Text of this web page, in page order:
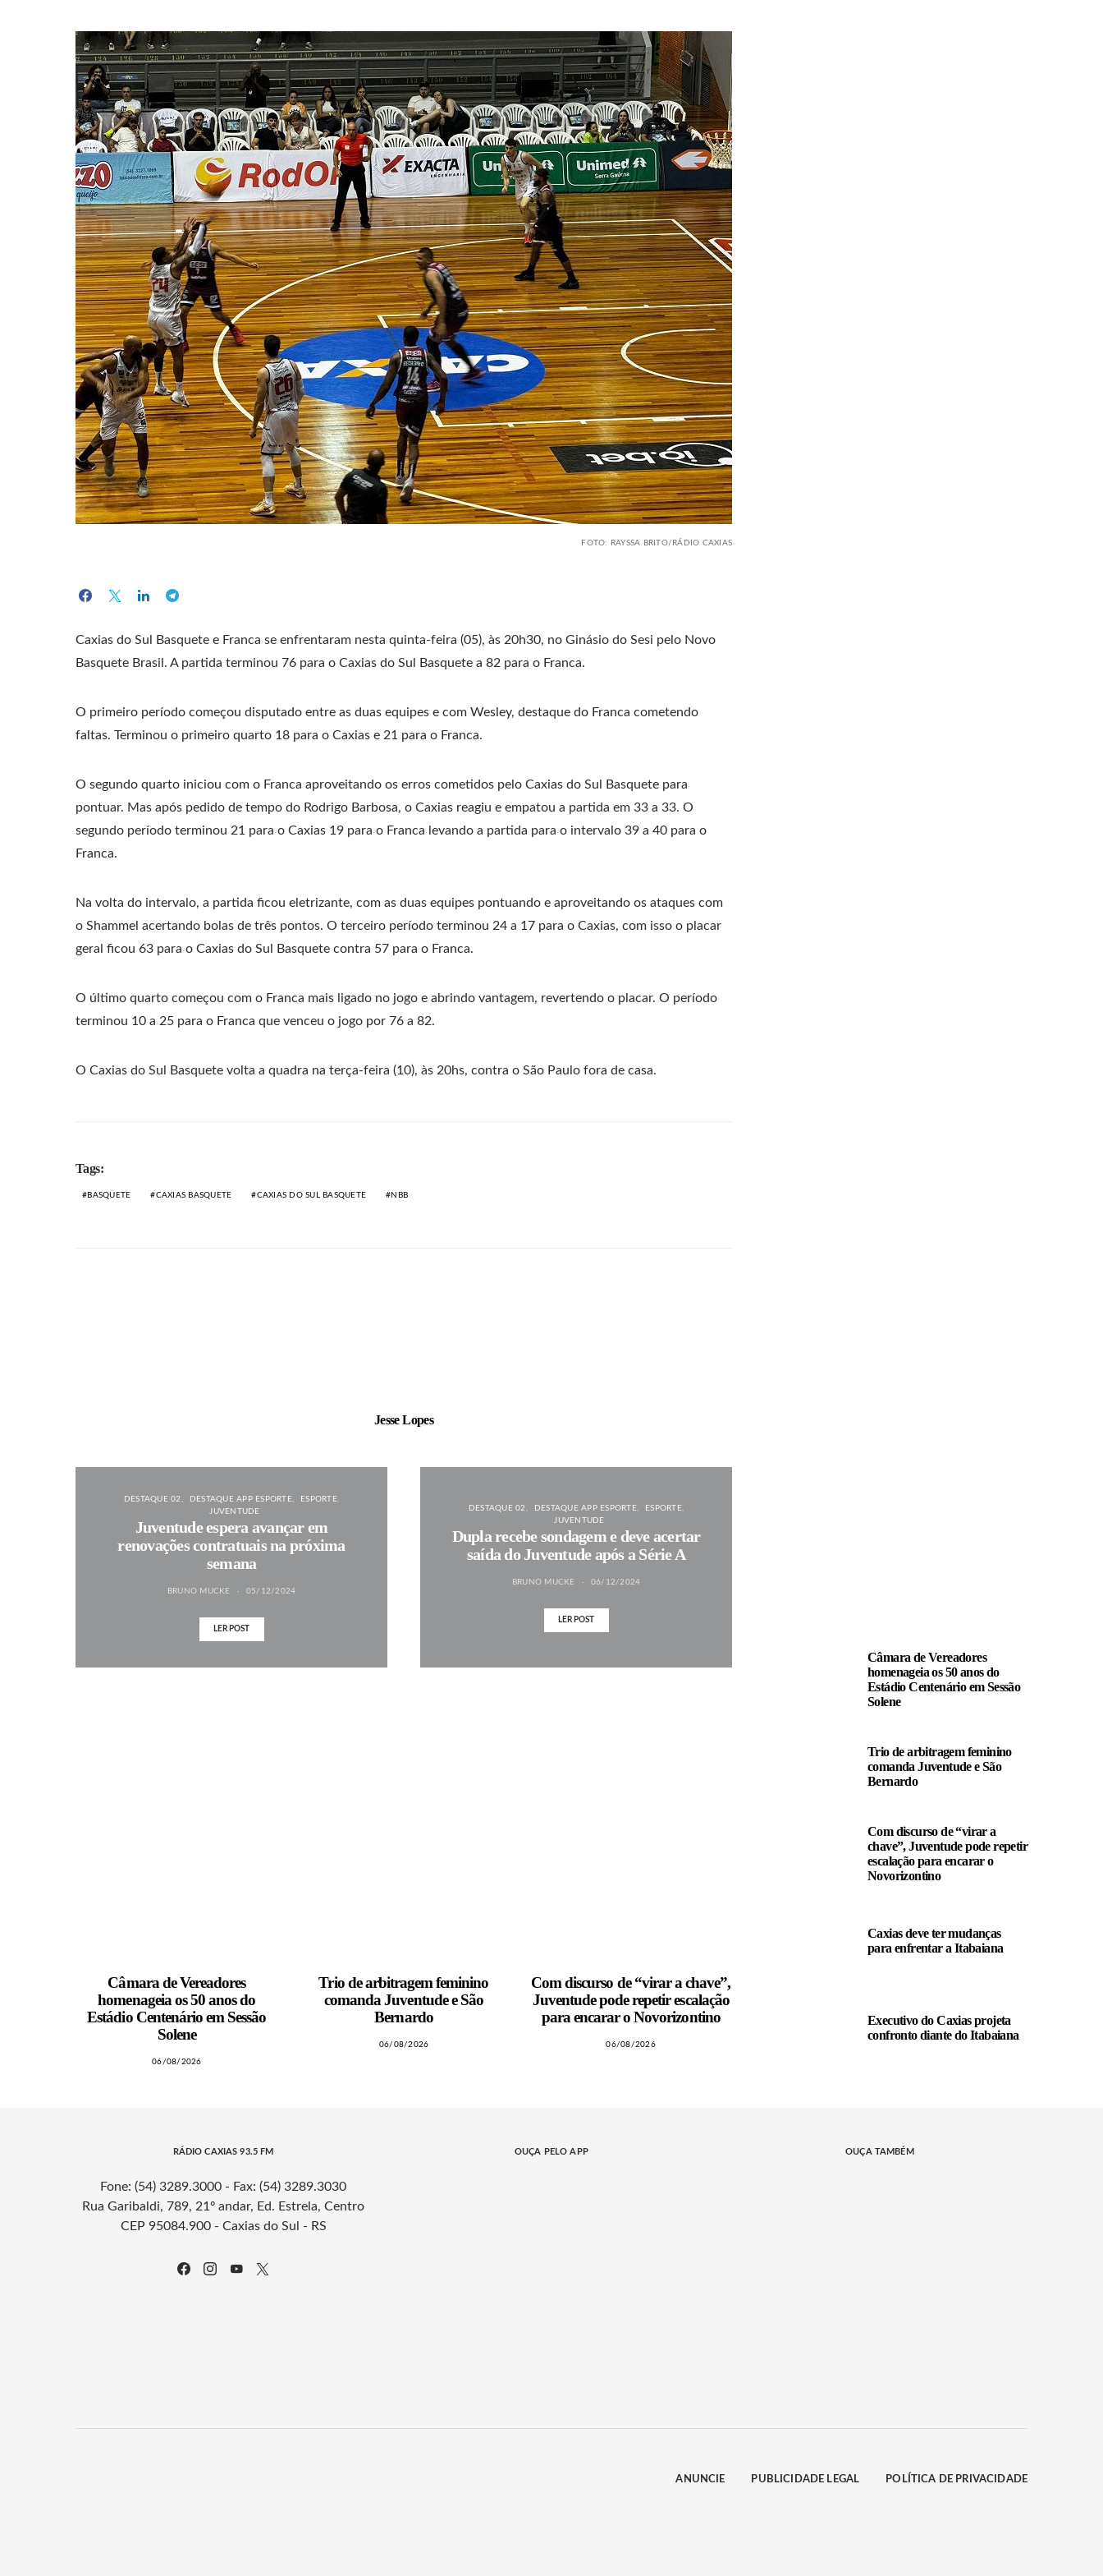
FOTO: RAYSSA BRITO/RÁDIO CAXIAS
Caxias do Sul Basquete e Franca se enfrentaram nesta quinta-feira (05), às 20h30, no Ginásio do Sesi pelo Novo
Basquete Brasil. A partida terminou 76 para o Caxias do Sul Basquete a 82 para o Franca.
O primeiro período começou disputado entre as duas equipes e com Wesley, destaque do Franca cometendo
faltas. Terminou o primeiro quarto 18 para o Caxias e 21 para o Franca.
O segundo quarto iniciou com o Franca aproveitando os erros cometidos pelo Caxias do Sul Basquete para
pontuar. Mas após pedido de tempo do Rodrigo Barbosa, o Caxias reagiu e empatou a partida em 33 a 33. O
segundo período terminou 21 para o Caxias 19 para o Franca levando a partida para o intervalo 39 a 40 para o
Franca.
Na volta do intervalo, a partida ficou eletrizante, com as duas equipes pontuando e aproveitando os ataques com
o Shammel acertando bolas de três pontos. O terceiro período terminou 24 a 17 para o Caxias, com isso o placar
geral ficou 63 para o Caxias do Sul Basquete contra 57 para o Franca.
O último quarto começou com o Franca mais ligado no jogo e abrindo vantagem, revertendo o placar. O período
terminou 10 a 25 para o Franca que venceu o jogo por 76 a 82.
O Caxias do Sul Basquete volta a quadra na terça-feira (10), às 20hs, contra o São Paulo fora de casa.
Tags:
BASQUETE CAXIAS BASQUETE CAXIAS DO SUL BASQUETE NBB
Jesse Lopes
DESTAQUE 02 DESTAQUE APP ESPORTE
ESPORTE
JUVENTUDE
Juventude espera avançar em
renovações contratuais na próxima
semana
BRUNO MUCKE 05/12/2024
LER POST
DESTAQUE 02 DESTAQUE APP ESPORTE
ESPORTE
JUVENTUDE
Dupla recebe sondagem e deve acertar
saída do Juventude após a Série A
BRUNO MUCKE 06/12/2024
LER POST
Câmara de Vereadores
homenageia os 50 anos do
Estádio Centenário em Sessão
Solene
06/08/2026
Trio de arbitragem feminino
comanda Juventude e São
Bernardo
06/08/2026
Com discurso de “virar a chave”,
Juventude pode repetir escalação
para encarar o Novorizontino
06/08/2026
Câmara de Vereadores
homenageia os 50 anos do
Estádio Centenário em Sessão
Solene
Trio de arbitragem feminino
comanda Juventude e São
Bernardo
Com discurso de “virar a
chave”, Juventude pode repetir
escalação para encarar o
Novorizontino
Caxias deve ter mudanças
para enfrentar a Itabaiana
Executivo do Caxias projeta
confronto diante do Itabaiana
RÁDIO CAXIAS 93.5 FM
Fone: (54) 3289.3000 - Fax: (54) 3289.3030
Rua Garibaldi, 789, 21º andar, Ed. Estrela, Centro
CEP 95084.900 - Caxias do Sul - RS
OUÇA PELO APP OUÇA TAMBÉM
ANUNCIE PUBLICIDADE LEGAL POLÍTICA DE PRIVACIDADE